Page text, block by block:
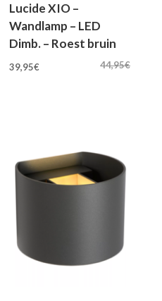
Lucide XIO –
Wandlamp – LED
Dimb. – Roest bruin
44,95€
Oorspronkelijke
39,95€